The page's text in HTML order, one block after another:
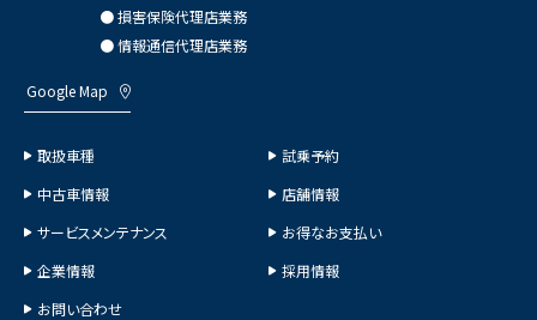
● 損害保険代理店業務
● 情報通信代理店業務
Google Map
取扱車種
試乗予約
中古車情報
店舗情報
サービスメンテナンス
お得なお支払い
企業情報
採用情報
お問い合わせ